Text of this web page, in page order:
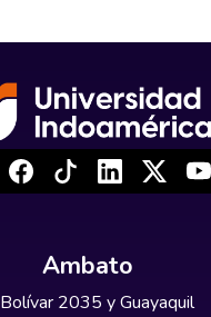
Ambato
Bolívar 2035 y Guayaquil